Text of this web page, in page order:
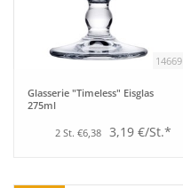
14669
Glasserie "Timeless" Eisglas
275ml
2 St. €6,38 3,19 €/St.*